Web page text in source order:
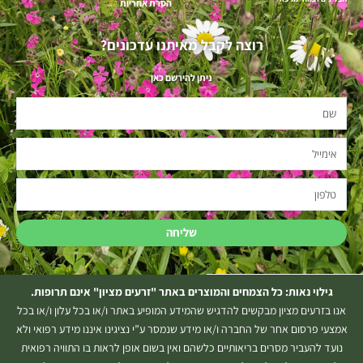
הסרת אחריות
רוצה לקבל מאיתנו עדכונים?
ניתן להירשם כאן
שם
טלפון
שליחה
גילוי נאות: כל הצמחים והמוצרים באתר "זרעים מציון" אינם תרופות.
אנו בזרעים מציון מבקשים להדגיש שהמידע המופיע באתר ו/או בכל עלון ו/או בכל
אמצעי פרסום אחר של החברה ו/או מידע שנמסר ע”י נציגינו איננו מידע רפואי ולא
נועד להעביר מסרים בריאותיים כלשהם ואין בשום אופן לראות בו התוויה רפואית